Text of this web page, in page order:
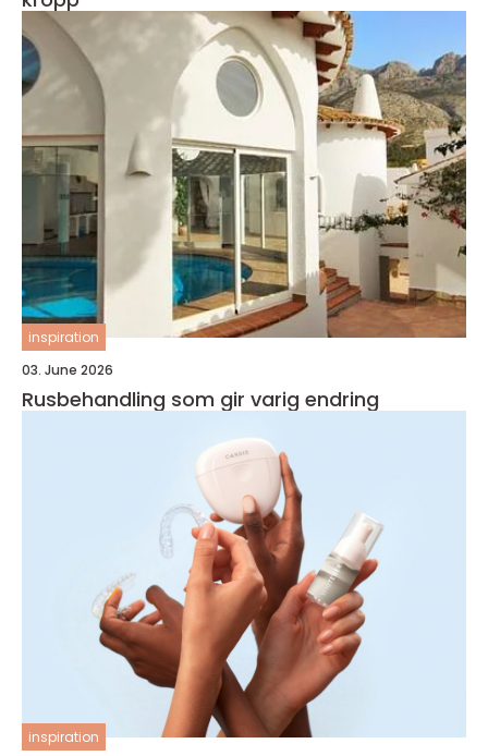
inspiration
03. June 2026
Rusbehandling som gir varig endring
inspiration